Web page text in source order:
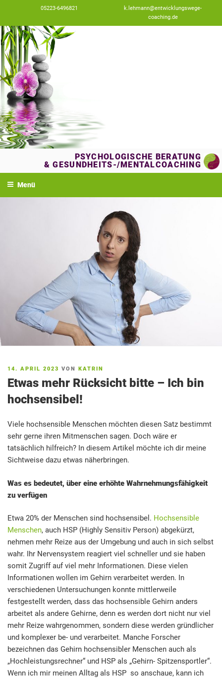
k.lehmann@entwicklungswege-
coaching.de
05223-6496821
springen
PSYCHOLOGISCHE BERATUNG
& GESUNDHEITS-/MENTALCOACHING
Menü
VERÖFFENTLICHT
AM
14. APRIL 2023 VON KATRIN
Etwas mehr Rücksicht bitte – Ich bin
hochsensibel!
Viele hochsensible Menschen möchten diesen Satz bestimmt
sehr gerne ihren Mitmenschen sagen. Doch wäre er
tatsächlich hilfreich? In diesem Artikel möchte ich dir meine
Sichtweise dazu etwas näherbringen.
Was es bedeutet, über eine erhöhte Wahrnehmungsfähigkeit
zu verfügen
Etwa 20% der Menschen sind hochsensibel. Hochsensible
Menschen, auch HSP (Highly Sensitiv Person) abgekürzt,
nehmen mehr Reize aus der Umgebung und auch in sich selbst
wahr. Ihr Nervensystem reagiert viel schneller und sie haben
somit Zugriff auf viel mehr Informationen. Diese vielen
Informationen wollen im Gehirn verarbeitet werden. In
verschiedenen Untersuchungen konnte mittlerweile
festgestellt werden, dass das hochsensible Gehirn anders
arbeitet als andere Gehirne, denn es werden dort nicht nur viel
mehr Reize wahrgenommen, sondern diese werden gründlicher
und komplexer be- und verarbeitet. Manche Forscher
bezeichnen das Gehirn hochsensibler Menschen auch als
„Hochleistungsrechner“ und HSP als „Gehirn- Spitzensportler“.
Wenn ich mir meinen Alltag als HSP so anschaue, kann ich